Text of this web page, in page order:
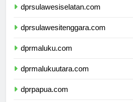
dprsulawesiselatan.com
dprsulawesitenggara.com
dprmaluku.com
dprmalukuutara.com
dprpapua.com